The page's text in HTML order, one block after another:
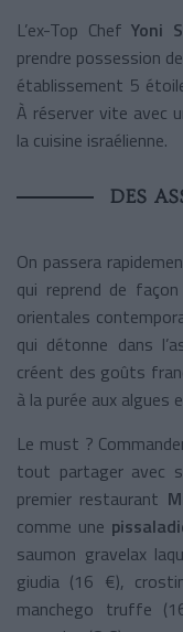
L’ex-Top ChefYoni
prendre possession
établissement 5
À réserver vite avec
la cuisine israélienne.
DES
On passera
qui reprend de
orientales
qui détonne dans
créent des goûts
à la purée aux algues
Le must ?
tout partager avec
premier restaurant
comme une
saumon gravelax
giudia (16 €),
manchego truffe